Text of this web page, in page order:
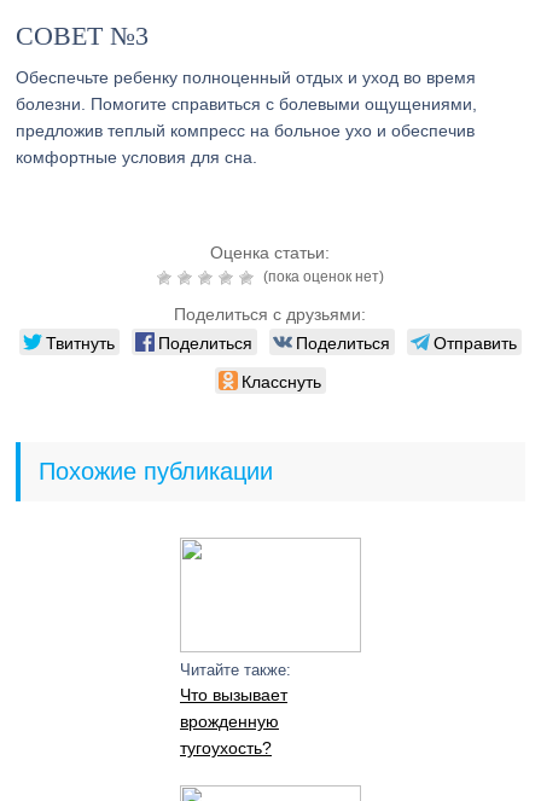
СОВЕТ №3
Обеспечьте ребенку полноценный отдых и уход во время
болезни. Помогите справиться с болевыми ощущениями,
предложив теплый компресс на больное ухо и обеспечив
комфортные условия для сна.
Оценка статьи:
(пока оценок нет)
Поделиться с друзьями:
Твитнуть Поделиться Поделиться
Отправить
Класснуть
Похожие публикации
Читайте также:
Что вызывает
врожденную
тугоухость?